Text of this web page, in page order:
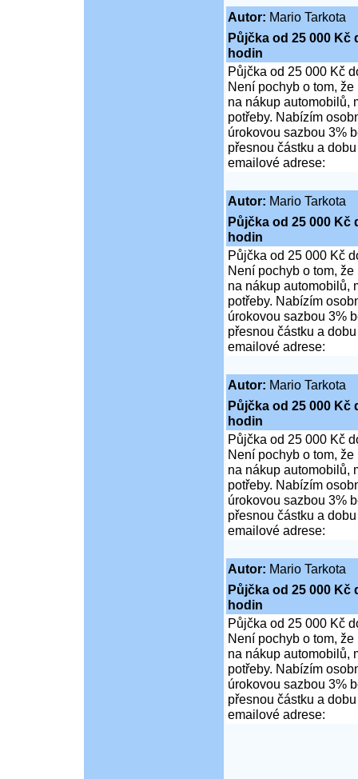
Autor: Mario Tarkota
Půjčka od 25 000 Kč
hodin
Půjčka od 25 000 Kč
Není pochyb o tom,
na nákup automobilů,
potřeby. Nabízím
úrokovou sazbou 3%
přesnou částku a
emailové adrese:
Autor: Mario Tarkota
Půjčka od 25 000 Kč
hodin
Půjčka od 25 000 Kč
Není pochyb o tom,
na nákup automobilů,
potřeby. Nabízím
úrokovou sazbou 3%
přesnou částku a
emailové adrese:
Autor: Mario Tarkota
Půjčka od 25 000 Kč
hodin
Půjčka od 25 000 Kč
Není pochyb o tom,
na nákup automobilů,
potřeby. Nabízím
úrokovou sazbou 3%
přesnou částku a
emailové adrese:
Autor: Mario Tarkota
Půjčka od 25 000 Kč
hodin
Půjčka od 25 000 Kč
Není pochyb o tom,
na nákup automobilů,
potřeby. Nabízím
úrokovou sazbou 3%
přesnou částku a
emailové adrese: